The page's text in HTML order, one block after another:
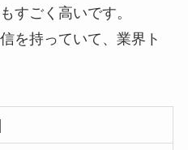
すごく高いです。
を持っていて、業界ト